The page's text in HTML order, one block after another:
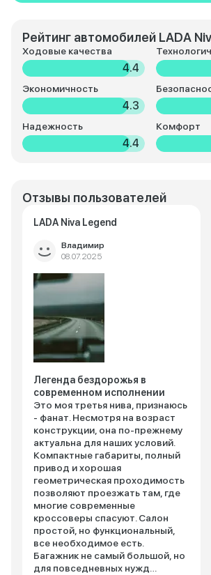
Рейтинг автомобилей LADA
Ходовые качества
4.4
Экономичность
4.3
Надежность
4.4
Комфорт
Отзывы пользователей
LADA Niva Legend
Владимир
08.07.2025
Легенда бездорожья в
современном исполнении
Это моя третья нива, признаюсь
- фанат. Несмотря на возраст
конструкции, она по-прежнему
актуальна для наших условий.
Компактные габариты, полный
привод и хорошая
геометрическая проходимость
позволяют проезжать там, где
многие современные
кроссоверы спасуют. Салон
простой, но функциональный,
все необходимое есть.
Багажник не самый большой, но
для повседневных нужд